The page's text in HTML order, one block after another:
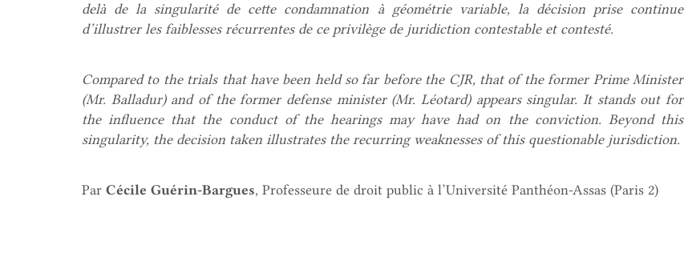
delà de la singularité de cette condamnation à géométrie variable, la décision prise continue
d’illustrer les faiblesses récurrentes de ce privilège de juridiction contestable et contesté.
Compared to the trials that have been held so far before the CJR, that of the former Prime Minister
(Mr. Balladur) and of the former defense minister (Mr. Léotard) appears singular. It stands out for
the influence that the conduct of the hearings may have had on the conviction. Beyond this
singularity, the decision taken illustrates the recurring weaknesses of this questionable jurisdiction.
Par Cécile Guérin-Bargues, Professeure de droit public à l’Université Panthéon-Assas (Paris 2)